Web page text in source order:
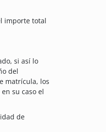
importe total
si así lo
del
matrícula, los
su caso el
de